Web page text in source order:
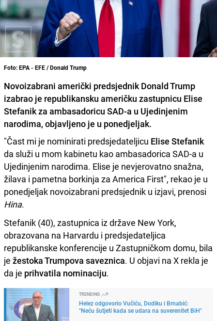
Foto: EPA - EFE / Donald Trump
Novoizabrani američki predsjednik Donald Trump
izabrao je republikansku američku zastupnicu Elise
Stefanik za ambasadoricu SAD-a u Ujedinjenim
narodima, objavljeno je u ponedjeljak.
"Čast mi je nominirati predsjedateljicu Elise Stefanik
da služi u mom kabinetu kao ambasadorica SAD-a u
Ujedinjenim narodima. Elise je nevjerovatno snažna,
žilava i pametna borkinja za America First", rekao je u
ponedjeljak novoizabrani predsjednik u izjavi, prenosi
Hina.
Stefanik (40), zastupnica iz države New York,
obrazovana na Harvardu i predsjedateljica
republikanske konferencije u Zastupničkom domu, bila
je žestoka Trumpova saveznica. U objavi na X rekla je
da je prihvatila nominaciju.
TRENDING
Helez odgovorio Vučiću, Dodiku i Brnabić:
"Neću šutjeti kada se udara na suverenitet BiH"